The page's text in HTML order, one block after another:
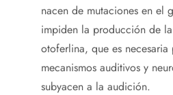
nacen de mutaciones en el
impiden la producción de
otoferlina, que es necesaria
mecanismos auditivos y
subyacen a la audición.